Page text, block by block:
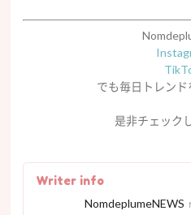
でも毎日トレン
是非チェック
Writer info
NomdeplumeNEWS